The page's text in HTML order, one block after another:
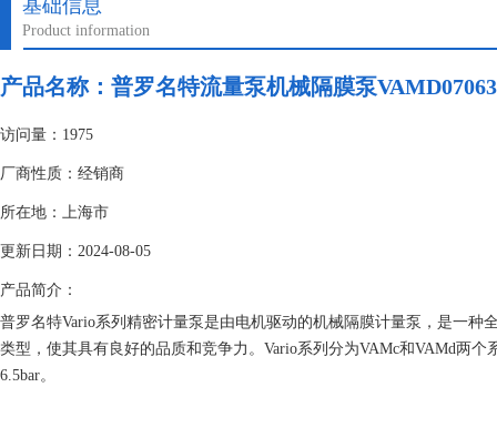
基础信息
Product information
产品名称： 普罗名特流量泵机械隔膜泵VAMD07063
访问量：1975
厂商性质：经销商
所在地：上海市
更新日期：2024-08-05
产品简介：
普罗名特Vario系列精密计量泵是由电机驱动的机械隔膜计量泵，是一
类型，使其具有良好的品质和竞争力。Vario系列分为VAMc和VAMd两
6.5bar。